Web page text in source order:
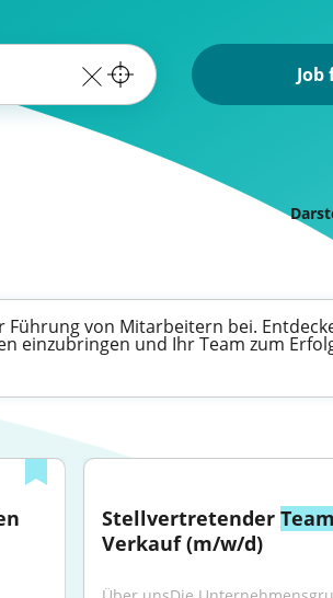
Job
von Mitarbeitern bei.
einzubringen und Ihr Team zum
Stellvertretender
Verkauf (m/w/d)